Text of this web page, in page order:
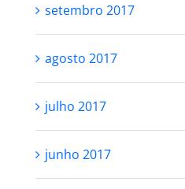
setembro 2017
agosto 2017
julho 2017
junho 2017